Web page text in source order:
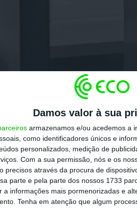
Damos valor à sua
armazenamos e/ou acedemos a
como identificadores únicos e
personalizados, medição de
Com a sua permissão, nós e os
precisos através da procura de
parte e pela parte dos nossos 1733
a informações mais pormenorizadas e
Tenha em atenção que algum